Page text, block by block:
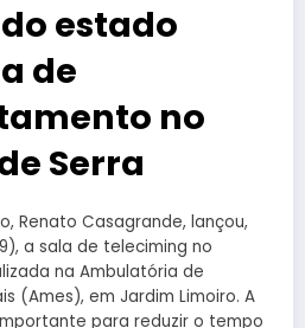
estado
de
no
Serra
Renato Casagrande, lançou,
a sala de teleciming no
na Ambulatória de
(Ames), em Jardim Limoiro. A
para reduzir o tempo